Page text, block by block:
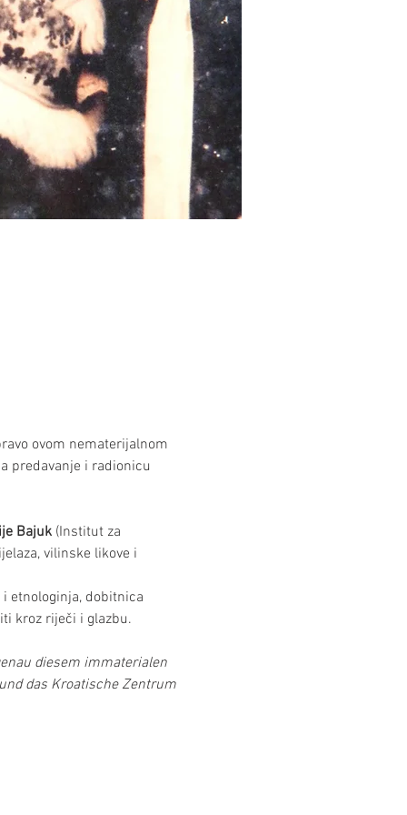
ovom nematerijalnom
predavanje i radionicu
Bajuk (Institut za
vilinske likove i
etnologinja, dobitnica
kroz riječi i glazbu.
diesem immaterialen
das Kroatische Zentrum